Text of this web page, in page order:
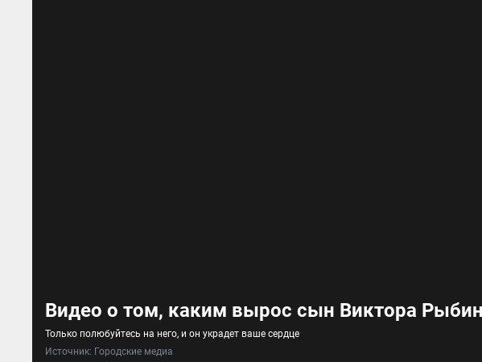
Видео о том, каким вырос сын Виктора
Только полюбуйтесь на него, и он украдет ваше сердце
Источник: Городские медиа